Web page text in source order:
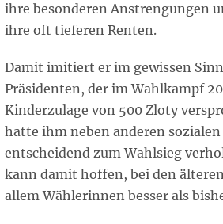
ihre besonderen Anstrengungen
ihre oft tieferen Renten.
Damit imitiert er im gewissen
Präsidenten, der im Wahlkampf
Kinderzulage von 500 Zloty
hatte ihm neben anderen
entscheidend zum Wahlsieg
kann damit hoffen, bei den
allem Wählerinnen besser als